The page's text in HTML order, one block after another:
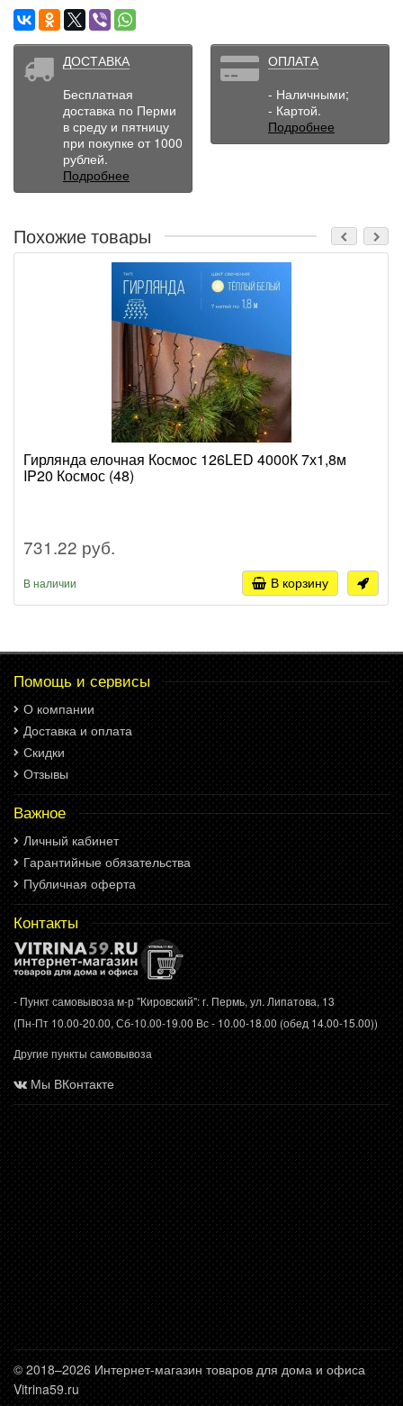
ДОСТАВКА
Бесплатная
доставка по Перми
в среду и пятницу
при покупке от 1000
рублей.
Подробнее
ОПЛАТА
- Наличными;
- Картой.
Подробнее
Похожие товары
Гирлянда елочная Космос 126LED 4000К 7х1,8м
IP20 Космос (48)
731.22 руб.
В наличии В корзину
Помощь и сервисы
О компании
Доставка и оплата
Скидки
Отзывы
Важное
Личный кабинет
Гарантийные обязательства
Публичная оферта
Контакты
- Пункт самовывоза м-р "Кировский": г. Пермь, ул. Липатова, 13
(Пн-Пт 10.00-20.00, Сб-10.00-19.00 Вс - 10.00-18.00 (обед 14.00-15.00))
Другие пункты самовывоза
Мы ВКонтакте
© 2018–2026 Интернет-магазин товаров для дома и офиса
Vitrina59.ru